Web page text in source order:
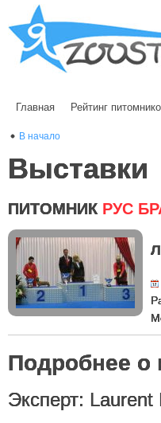
Главная Рейтинг
В начало
Выставки
ПИТОМНИК РУС
Подробнее о
Эксперт: